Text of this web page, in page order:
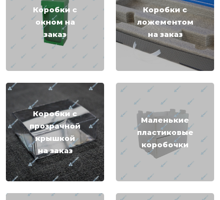
Коробки с
окном на
заказ
Коробки с
ложементом
на заказ
Коробки с
прозрачной
крышкой
на заказ
Маленькие
пластиковые
коробочки